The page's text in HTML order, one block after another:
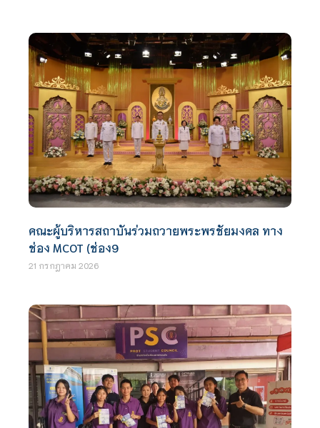
คณะผู้บริหารสถาบันร่วมถวายพระพรชัยมงคล ทาง
ช่อง MCOT (ช่อง9
21 กรกฎาคม 2026